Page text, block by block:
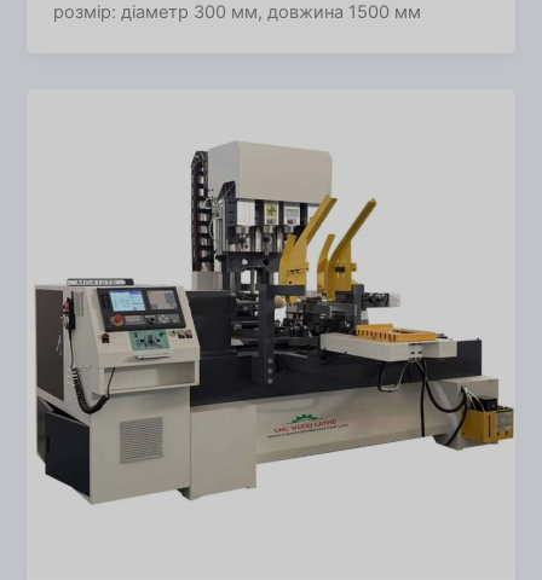
розмір: діаметр 300 мм, довжина 1500 мм